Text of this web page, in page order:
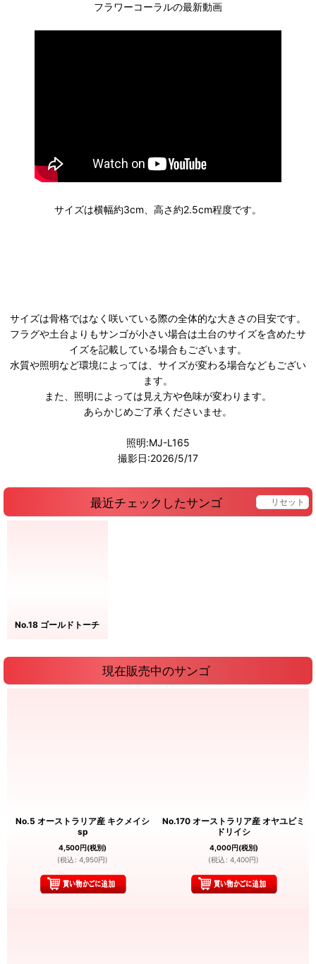
フラワーコーラルの最新動画
サイズは横幅約3cm、高さ約2.5cm程度です。
サイズは骨格ではなく咲いている際の全体的な大きさの目安です。
フラグや土台よりもサンゴが小さい場合は土台のサイズを含めたサ
イズを記載している場合もございます。
水質や照明など環境によっては、サイズが変わる場合などもござい
ます。
また、照明によっては見え方や色味が変わります。
あらかじめご了承くださいませ。
照明:MJ-L165
撮影日:2026/5/17
最近チェックしたサンゴ リセット
No.18 ゴールドトーチ
現在販売中のサンゴ
No.5 オーストラリア産 キクメイシ
sp
4,500円(税別)
(税込 : 4,950円)
No.170 オーストラリア産 オヤユビミ
ドリイシ
4,000円(税別)
(税込 : 4,400円)